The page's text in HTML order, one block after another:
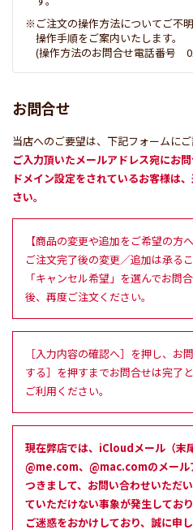
ご注文の操作方法についてご不
操作手順をご案内いたします。
(操作方法のお問合せ電話番号
お問合せ
当店へのご要望は、下記フォームに
ご入力頂いたメールアドレス宛にお問
ドメイン設定をされているお客様は
さい。
【商品の変更や追加をご希望の方へ
ご注文完了後の変更／追加は承る
「キャンセル希望」を選んでお問
後、再度ご注文ください。
［入力内容の確認へ］を押し、お
する］を押すまでお問合せは完了
ご利用ください。
現在弊店では、iCloudメール（末
@me.com、@mac.comのメール
つきまして、お問い合わせいただ
ていただけない事象が発生しており
ご迷惑をおかけしており、誠に申